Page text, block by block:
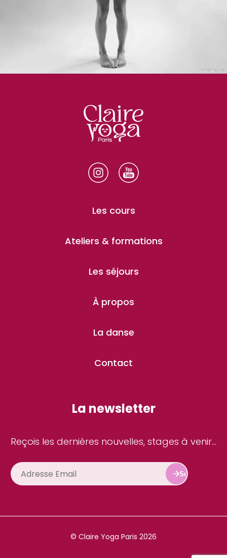
Les cours
Ateliers & formations
Les séjours
À propos
La danse
Contact
La newsletter
Reçois les dernières nouvelles, stages à venir...
Subscribe
© Claire Yoga Paris 2026